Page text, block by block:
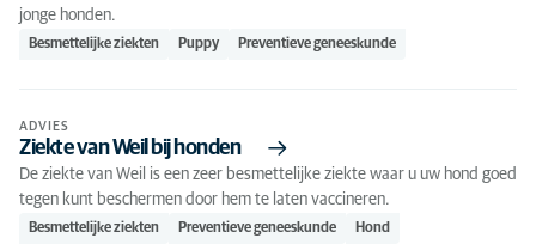
jonge honden.
Besmettelijke ziekten Puppy Preventieve geneeskunde
ADVIES
Ziekte van Weil bij honden
De ziekte van Weil is een zeer besmettelijke ziekte waar u uw hond goed
tegen kunt beschermen door hem te laten vaccineren.
Besmettelijke ziekten Preventieve geneeskunde Hond